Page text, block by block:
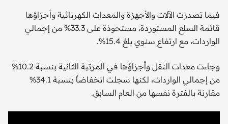
فيما تصدرت الآلات والأجهزة والمعدات الكهربائية وأجزاؤها
قائمة السلع المستوردة، مستحوذة على 33.3% من إجمالي
الواردات، مع ارتفاع سنوي بلغ 15.4%.
وجاءت معدات النقل وأجزاؤها في المرتبة الثانية بنسبة 10.2%
من إجمالي الواردات، لكنها سجلت انخفاضاً بنسبة 34.1%
مقارنة بالفترة نفسها من العام السابق.